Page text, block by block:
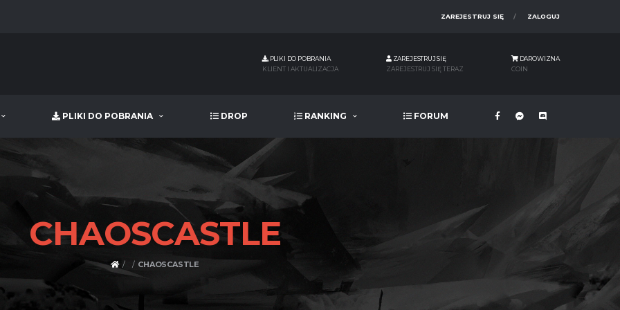
ZAREJESTRUJ SIĘ ZALOGUJ
PLIKI DO POBRANIA
KLIENT I AKTUALIZACJA
ZAREJESTRUJ SIĘ
ZAREJESTRUJ SIĘ TERAZ
DAROWIZNA
COIN
PLIKI DO POBRANIA DROP RANKING FORUM
CHAOSCASTLE
CHAOSCASTLE